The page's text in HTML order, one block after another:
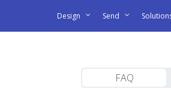
Design Send
FAQ